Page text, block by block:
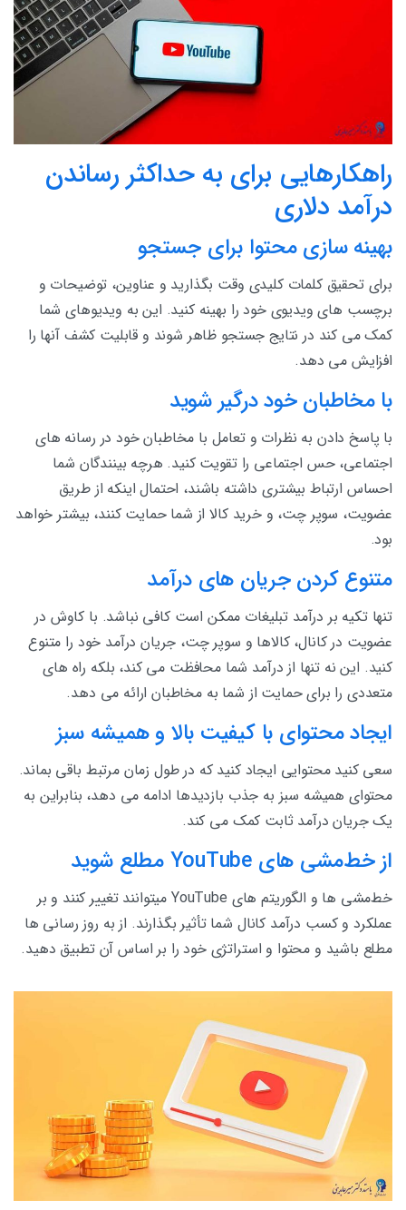
راهکارهایی برای به حداکثر رساندن
درآمد دلاری
بهینه سازی محتوا برای جستجو
برای تحقیق کلمات کلیدی وقت بگذارید و عناوین، توضیحات و
برچسب های ویدیوی خود را بهینه کنید. این به ویدیوهای شما
کمک می کند در نتایج جستجو ظاهر شوند و قابلیت کشف آنها را
افزایش می دهد.
با مخاطبان خود درگیر شوید
با پاسخ دادن به نظرات و تعامل با مخاطبان خود در رسانه های
اجتماعی، حس اجتماعی را تقویت کنید. هرچه بینندگان شما
احساس ارتباط بیشتری داشته باشند، احتمال اینکه از طریق
عضویت، سوپر چت، و خرید کالا از شما حمایت کنند، بیشتر خواهد
بود.
متنوع کردن جریان های درآمد
تنها تکیه بر درآمد تبلیغات ممکن است کافی نباشد. با کاوش در
عضویت در کانال، کالاها و سوپر چت، جریان درآمد خود را متنوع
کنید. این نه تنها از درآمد شما محافظت می کند، بلکه راه های
متعددی را برای حمایت از شما به مخاطبان ارائه می دهد.
ایجاد محتوای با کیفیت بالا و همیشه سبز
سعی کنید محتوایی ایجاد کنید که در طول زمان مرتبط باقی بماند.
محتوای همیشه سبز به جذب بازدیدها ادامه می دهد، بنابراین به
یک جریان درآمد ثابت کمک می کند.
از خط‌مشی های YouTube مطلع شوید
خط‌مشی ها و الگوریتم های YouTube میتوانند تغییر کنند و بر
عملکرد و کسب درآمد کانال شما تأثیر بگذارند. از به روز رسانی ها
مطلع باشید و محتوا و استراتژی خود را بر اساس آن تطبیق دهید.